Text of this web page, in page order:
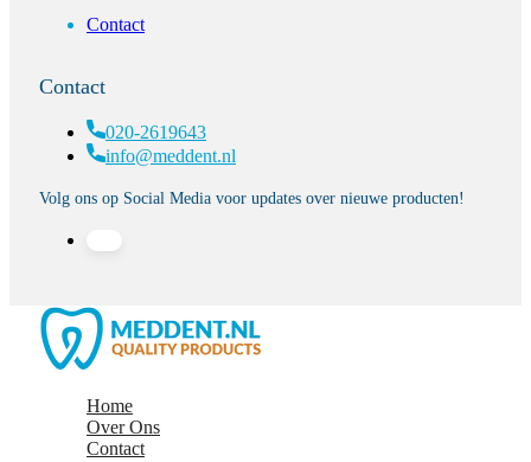
Contact
Contact
020-2619643
info@meddent.nl
Volg ons op Social Media voor updates over nieuwe producten!
Home
Over Ons
Contact